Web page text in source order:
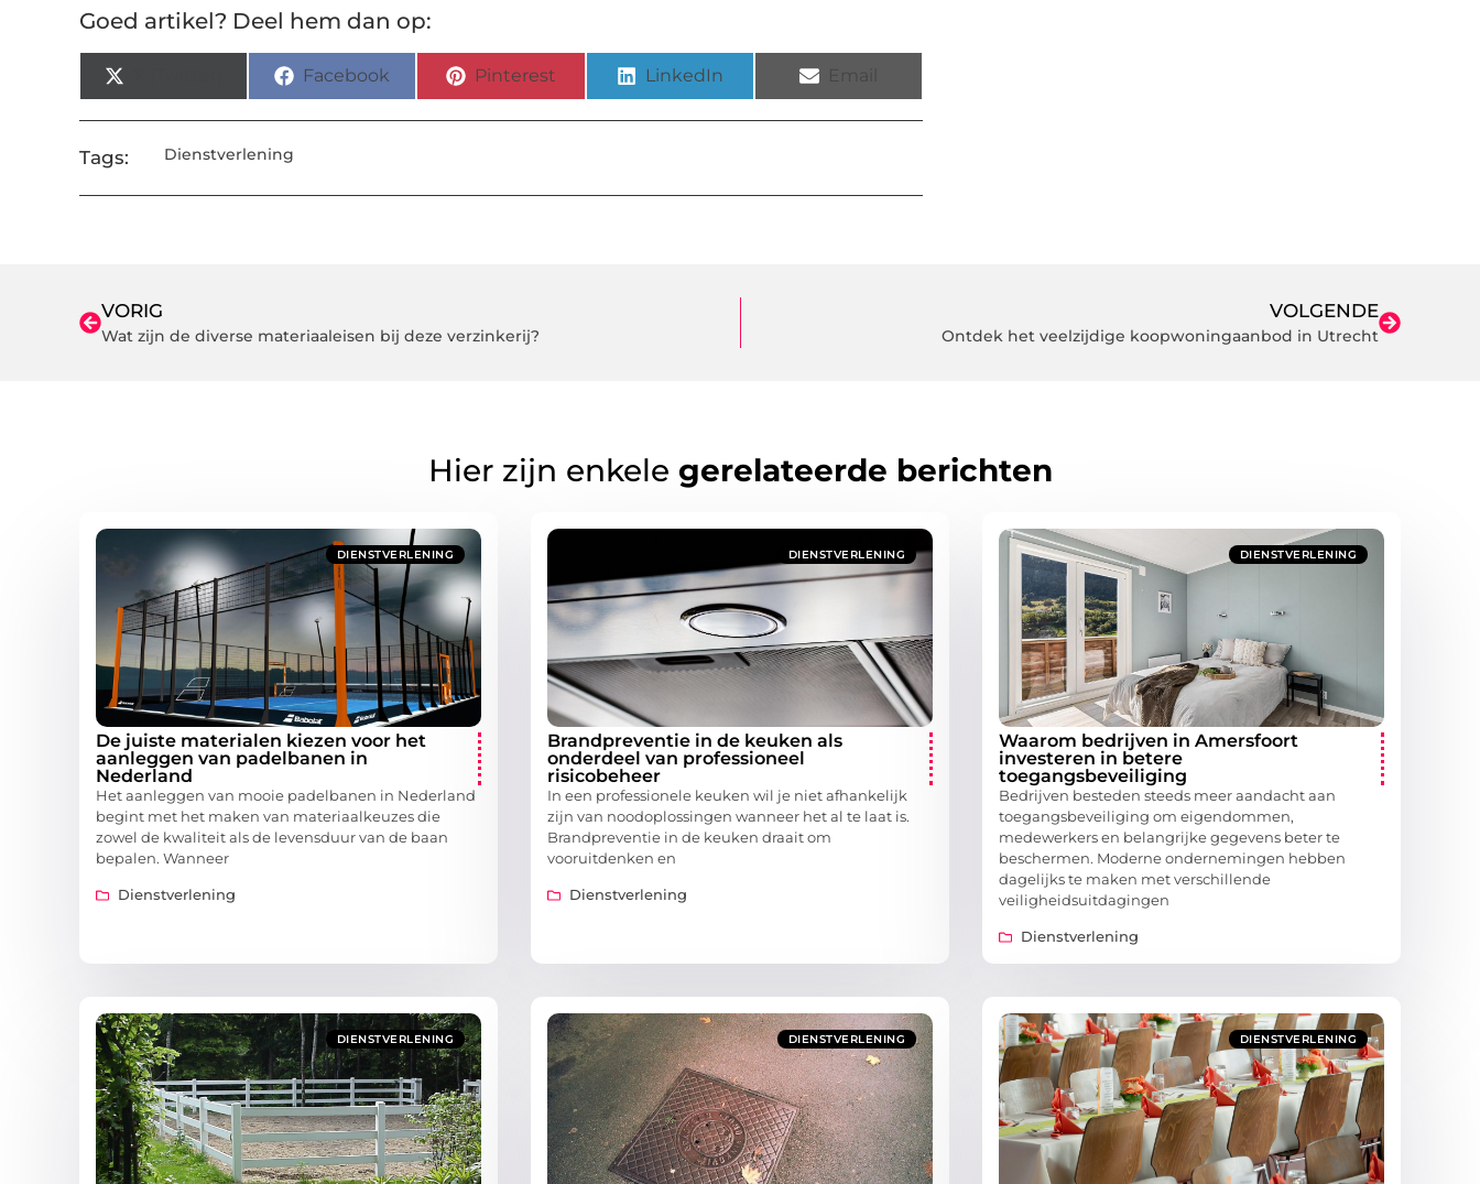
Goed artikel? Deel hem dan op:
Facebook Pinterest LinkedIn
Tags: Dienstverlening
VORIG
Wat zijn de diverse materiaaleisen bij deze verzinkerij?
VOLGENDE
Ontdek het veelzijdige koopwoningaanbod in Utrecht
Hier zijn enkele gerelateerde berichten
DIENSTVERLENING
De juiste materialen kiezen voor het
aanleggen van padelbanen in
Nederland
Het aanleggen van mooie padelbanen in Nederland
begint met het maken van materiaalkeuzes die
zowel de kwaliteit als de levensduur van de baan
bepalen. Wanneer
Dienstverlening
DIENSTVERLENING
Brandpreventie in de keuken als
onderdeel van professioneel
risicobeheer
In een professionele keuken wil je niet afhankelijk
zijn van noodoplossingen wanneer het al te laat is.
Brandpreventie in de keuken draait om
vooruitdenken en
Dienstverlening
DIENSTVERLENING
Waarom bedrijven in Amersfoort
investeren in betere
toegangsbeveiliging
Bedrijven besteden steeds meer aandacht aan
toegangsbeveiliging om eigendommen,
medewerkers en belangrijke gegevens beter te
beschermen. Moderne ondernemingen hebben
dagelijks te maken met verschillende
veiligheidsuitdagingen
Dienstverlening
DIENSTVERLENING DIENSTVERLENING DIENSTVERLENING